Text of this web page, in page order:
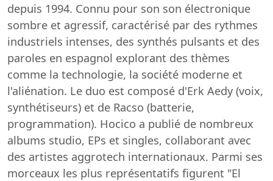
depuis 1994. Connu pour son son électronique
sombre et agressif, caractérisé par des rythmes
industriels intenses, des synthés pulsants et des
paroles en espagnol explorant des thèmes
comme la technologie, la société moderne et
l'aliénation. Le duo est composé d'Erk Aedy (voix,
synthétiseurs) et de Racso (batterie,
programmation). Hocico a publié de nombreux
albums studio, EPs et singles, collaborant avec
des artistes aggrotech internationaux. Parmi ses
morceaux les plus représentatifs figurent "El